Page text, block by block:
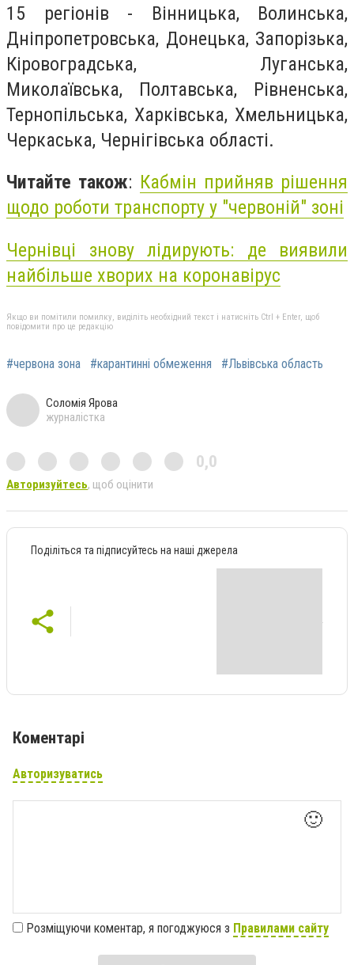
15 регіонів - Вінницька, Волинська,
Дніпропетровська, Донецька, Запорізька,
Кіровоградська, Луганська,
Миколаївська, Полтавська, Рівненська,
Тернопільська, Харківська, Хмельницька,
Черкаська, Чернігівська області.
Читайте також: Кабмін прийняв рішення
щодо роботи транспорту у "червоній" зоні
Чернівці знову лідирують: де виявили
найбільше хворих на коронавірус
Якщо ви помітили помилку, виділіть необхідний текст і натисніть Ctrl + Enter, щоб
повідомити про це редакцію
#червона зона #карантинні обмеження #Львівська область
Соломія Ярова
журналістка
0,0
Авторизуйтесь, щоб оцінити
Поділіться та підписуйтесь на наші джерела
Коментарі
Авторизуватись
🙂
Розміщуючи коментар, я погоджуюся з Правилами сайту